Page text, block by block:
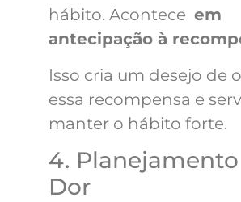
hábito. Acontece em
antecipação à
Isso cria um desejo de
essa recompensa e
manter o hábito forte.
4.
Dor